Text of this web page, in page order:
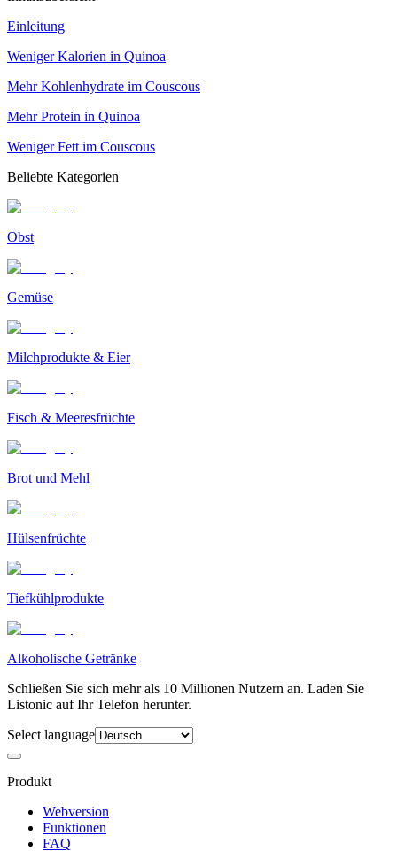
Einleitung
Weniger Kalorien in Quinoa
Mehr Kohlenhydrate im Couscous
Mehr Protein in Quinoa
Weniger Fett im Couscous
Beliebte Kategorien
Obst
Gemüse
Milchprodukte & Eier
Fisch & Meeresfrüchte
Brot und Mehl
Hülsenfrüchte
Tiefkühlprodukte
Alkoholische Getränke
Schließen Sie sich mehr als 10 Millionen Nutzern an. Laden Sie
Listonic auf Ihr Telefon herunter.
Select language
Produkt
Webversion
Funktionen
FAQ